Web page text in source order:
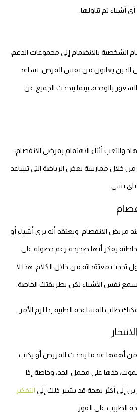
أشياء تم تناولها.
بالانضمام إلى مجموعات الدعم،
يعانون من نفس المرض، تساعد
بالوحدة، بينما يتحدث الجميع عن
والتعب أثناء الاهتمام بمرضى الانفصام،
من خلال ممارسة بعض الرياضة التي تساعد
تشي.
مريض الانفصام ويعتقد أنه يرى أشياء أو
يفكر أنها صحيحة رغم حصوله على
تحدث معتقداته من خلال الكلام، هذا لا
نفس الأشياء لكن بطريقتك الخاصة.
طلب المساعدة الطبية إذا لزم الأمر.
ومن أهمها عندما يتحدث المريض أو يكتب
خذها على محمل الجد، وخاصة إذا
إلى أكثر بهجة قد يشير ذلك إلى التفكير
الطبيب على الفور.